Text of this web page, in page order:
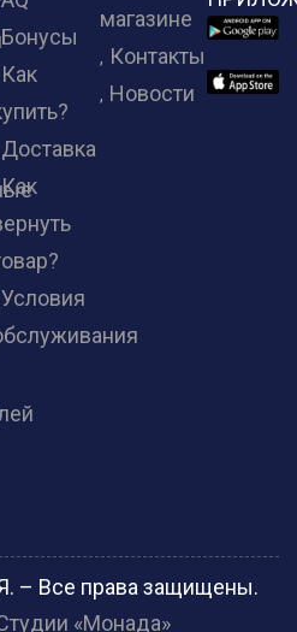
Бонусы
Как
Доставка
Как
Условия
магазине
Контакты
Новости
– Все права защищены.
«Монада»